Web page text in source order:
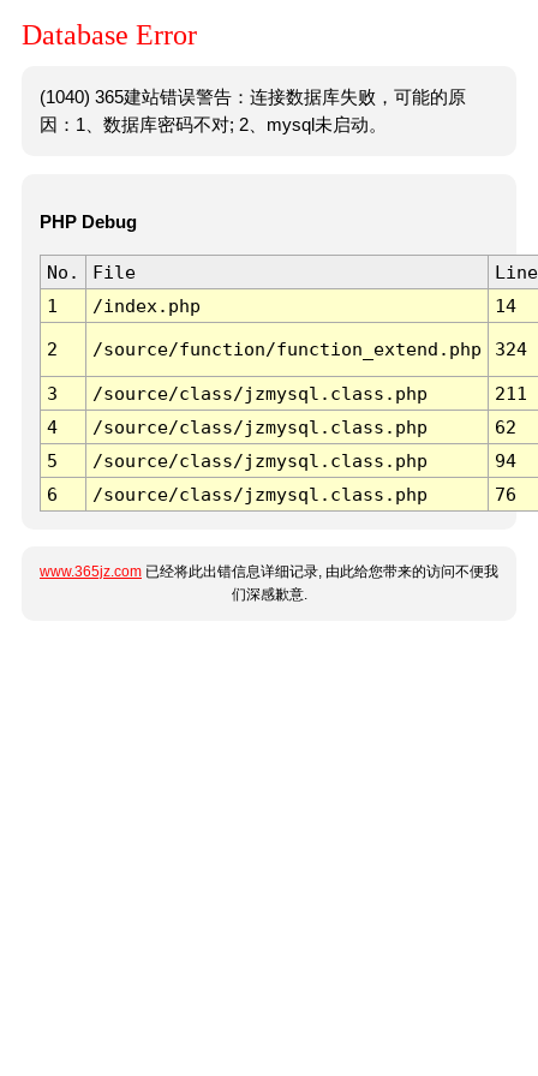
Database Error
(1040) 365建站错误警告：连接数据库失败，可能的原
因：1、数据库密码不对; 2、mysql未启动。
PHP Debug
No. File
Line
1
/index.php 14
2 /source/function/function_extend.php 324
3 /source/class/jzmysql.class.php
211
4
/source/class/jzmysql.class.php
62
5
/source/class/jzmysql.class.php
94
6
/source/class/jzmysql.class.php 76
www.365jz.com 已经将此出错信息详细记录, 由此给您带来的访问不便我
们深感歉意.